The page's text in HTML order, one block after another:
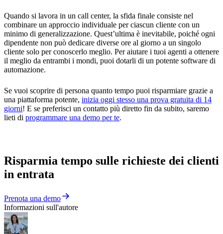
Quando si lavora in un call center, la sfida finale consiste nel
combinare un approccio individuale per ciascun cliente con un
minimo di generalizzazione. Quest’ultima è inevitabile, poiché ogni
dipendente non può dedicare diverse ore al giorno a un singolo
cliente solo per conoscerlo meglio. Per aiutare i tuoi agenti a ottenere
il meglio da entrambi i mondi, puoi dotarli di un potente software di
automazione.
Se vuoi scoprire di persona quanto tempo puoi risparmiare grazie a
una piattaforma potente, inizia oggi stesso una prova gratuita di 14
giorni! E se preferisci un contatto più diretto fin da subito, saremo
lieti di programmare una demo per te.
Risparmia tempo sulle richieste dei clienti
in entrata
Prenota una demo
Informazioni sull'autore